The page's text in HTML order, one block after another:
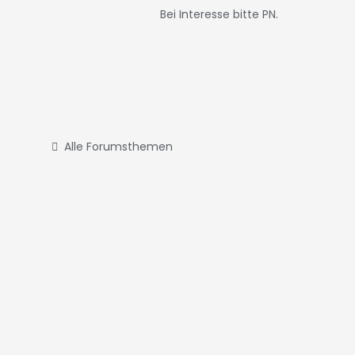
Bei Interesse bitte PN.
Alle Forumsthemen